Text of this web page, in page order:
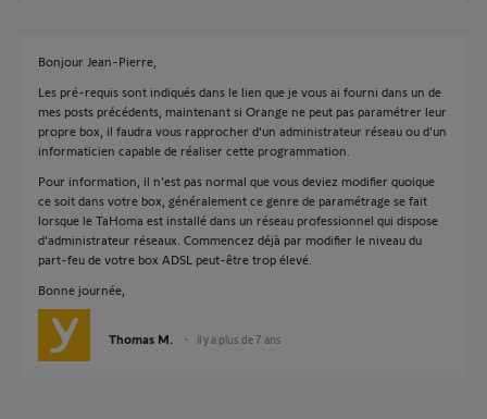
Bonjour Jean-Pierre,
Les pré-requis sont indiqués dans le lien que je vous ai fourni dans un de
mes posts précédents, maintenant si Orange ne peut pas paramétrer leur
propre box, il faudra vous rapprocher d'un administrateur réseau ou d'un
informaticien capable de réaliser cette programmation.
Pour information, il n'est pas normal que vous deviez modifier quoique
ce soit dans votre box, généralement ce genre de paramétrage se fait
lorsque le TaHoma est installé dans un réseau professionnel qui dispose
d'administrateur réseaux. Commencez déjà par modifier le niveau du
part-feu de votre box ADSL peut-être trop élevé.
Bonne journée,
Thomas M. il y a plus de 7 ans